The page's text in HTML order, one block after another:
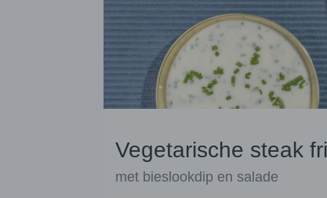
Vegetarische steak
met bieslookdip en salade